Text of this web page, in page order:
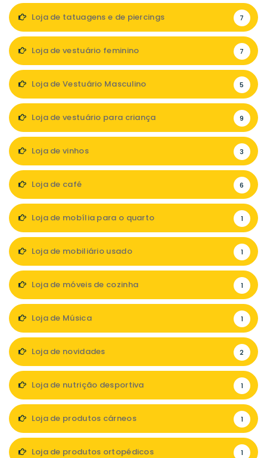
Loja de tatuagens e de piercings 7
Loja de vestuário feminino 7
Loja de Vestuário Masculino 5
Loja de vestuário para criança 9
Loja de vinhos 3
Loja de café 6
Loja de mobília para o quarto 1
Loja de mobiliário usado 1
Loja de móveis de cozinha 1
Loja de Música 1
Loja de novidades 2
Loja de nutrição desportiva 1
Loja de produtos cárneos 1
Loja de produtos ortopédicos 1